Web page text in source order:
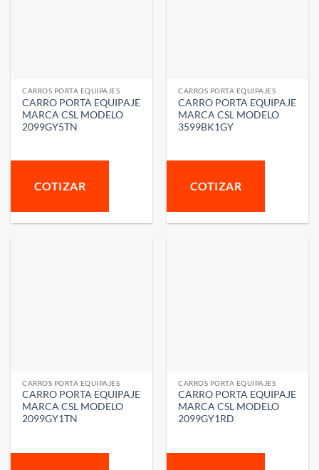
CARROS PORTA EQUIPAJES
CARRO PORTA EQUIPAJE
MARCA CSL MODELO
2099GY5TN
COTIZAR
CARROS PORTA EQUIPAJES
CARRO PORTA EQUIPAJE
MARCA CSL MODELO
3599BK1GY
COTIZAR
CARROS PORTA EQUIPAJES
CARRO PORTA EQUIPAJE
MARCA CSL MODELO
2099GY1TN
CARROS PORTA EQUIPAJES
CARRO PORTA EQUIPAJE
MARCA CSL MODELO
2099GY1RD